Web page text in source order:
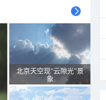
北京天空现“云隙光”景
象